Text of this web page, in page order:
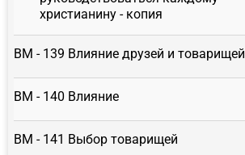
христианину - копия
ВМ - 139 Влияние друзей и товарищей
ВМ - 140 Влияние
ВМ - 141 Выбор товарищей